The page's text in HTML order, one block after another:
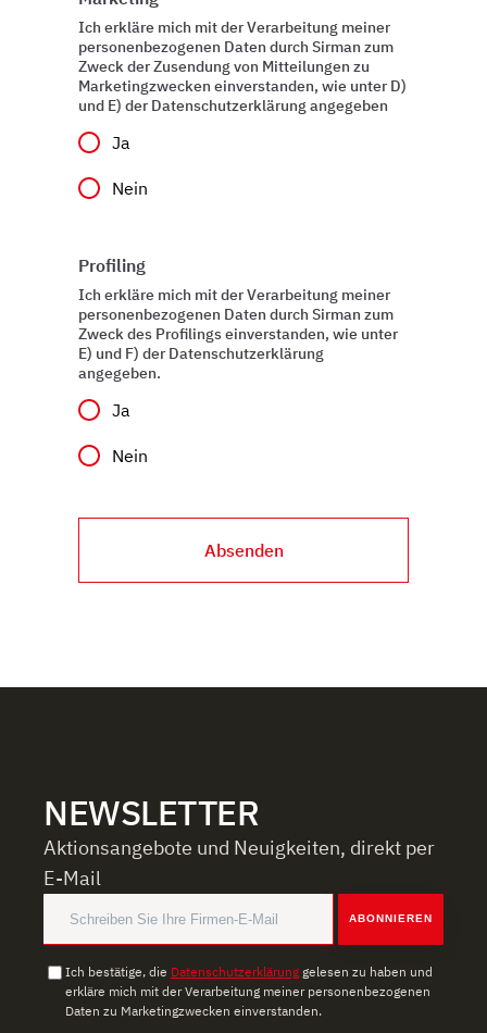
Ich erkläre mich mit der Verarbeitung meiner
personenbezogenen Daten durch Sirman zum
Zweck der Zusendung von Mitteilungen zu
Marketingzwecken einverstanden, wie unter D)
und E) der Datenschutzerklärung angegeben
Ja
Nein
Profiling
Ich erkläre mich mit der Verarbeitung meiner
personenbezogenen Daten durch Sirman zum
Zweck des Profilings einverstanden, wie unter
E) und F) der Datenschutzerklärung
angegeben.
Ja
Nein
Absenden
NEWSLETTER
Aktionsangebote und Neuigkeiten, direkt per
E-Mail
ABONNIEREN
Ich bestätige, die Datenschutzerklärung gelesen zu haben und
erkläre mich mit der Verarbeitung meiner personenbezogenen
Daten zu Marketingzwecken einverstanden.